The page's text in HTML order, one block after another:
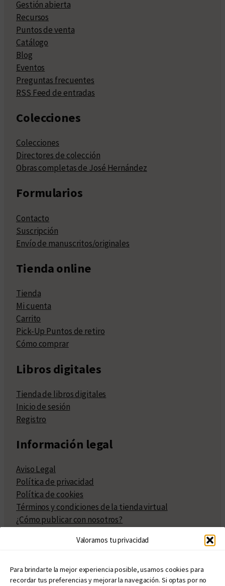
Valoramos tu privacidad
Para brindarte la mejor experiencia posible, usamos cookies para
recordar tus preferencias y mejorar la navegación. Si optas por no
Gestión abierta
Recursos
Puntos de venta
Catálogo
Blog
Eventos
Preguntas frecuentes
RSS Feed de entradas
Colecciones
Colecciones
Directores de colección
Obras completas de José Hernández
Formularios
Contacto
Suscripción
Envío de manuscritos/originales
Tienda online
Tienda
Mi cuenta
Carrito
Pick-Up Puntos de retiro
Cómo comprar
Libros digitales
Tienda de libros digitales
Inicio de sesión
Registro
Información legal
Aviso Legal
Política de privacidad
Política de cookies
Términos y condiciones de la tienda virtual
¿Cómo publicar con nosotros?
Políticas de publicación
Políticas de coedición
Atribuciones